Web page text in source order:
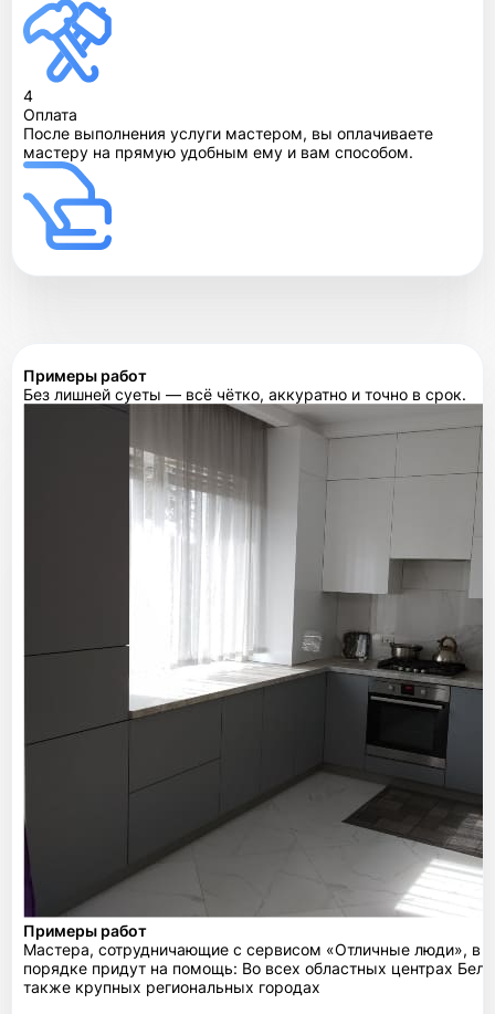
4
Оплата
После выполнения услуги мастером, вы оплачиваете
мастеру на прямую удобным ему и вам способом.
Примеры работ
Без лишней суеты — всё чётко, аккуратно и точно в срок.
Примеры работ
Мастера, сотрудничающие с сервисом «Отличные люди», в
порядке придут на помощь: Во всех областных центрах
также крупных региональных городах